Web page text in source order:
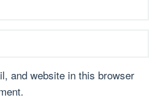
and website in this browser